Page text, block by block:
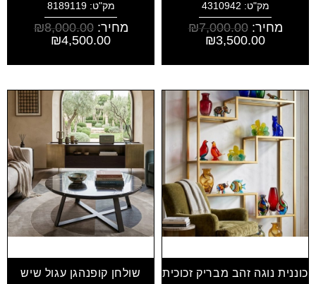
מק"ט: 4310942
מחיר: ₪7,000.00
₪3,500.00
מק"ט: 8189119
מחיר: ₪8,000.00
₪4,500.00
כוננית נוגה זהב מבריק זכוכית
שולחן קופנהגן עגול שיש